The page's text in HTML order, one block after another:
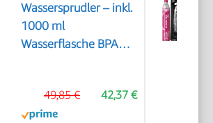
Wassersprudler – inkl.
1000 ml
Wasserflasche BPA
kompatibel mit 60 l
CO2 Zylindern
42,37 €
49,85 €